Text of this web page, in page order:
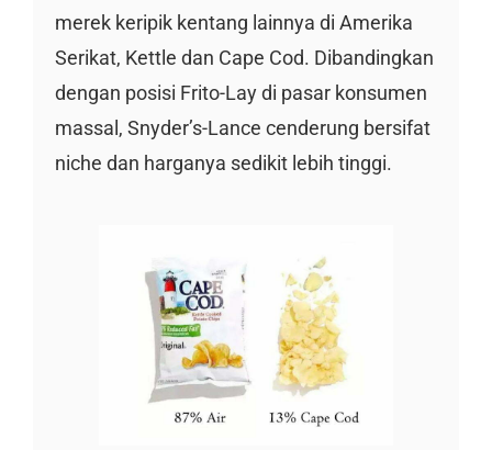
merek keripik kentang lainnya di Amerika
Serikat, Kettle dan Cape Cod. Dibandingkan
dengan posisi Frito-Lay di pasar konsumen
massal, Snyder’s-Lance cenderung bersifat
niche dan harganya sedikit lebih tinggi.